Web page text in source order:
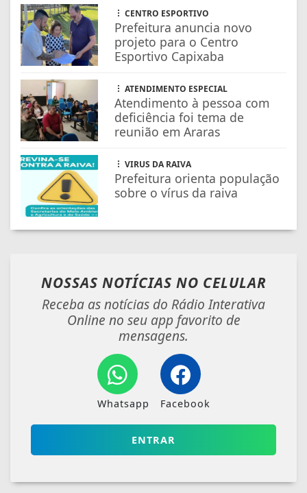
CENTRO ESPORTIVO
Prefeitura anuncia novo
projeto para o Centro
Esportivo Capixaba
ATENDIMENTO ESPECIAL
Atendimento à pessoa com
deficiência foi tema de
reunião em Araras
VIRUS DA RAIVA
Prefeitura orienta população
sobre o vírus da raiva
NOSSAS NOTÍCIAS NO CELULAR
Receba as notícias do Rádio Interativa
Online no seu app favorito de
mensagens.
Whatsapp Facebook
ENTRAR